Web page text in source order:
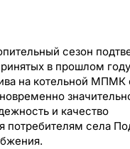
сезон
в прошлом
на котельной МПМК
и качество
потребителям села